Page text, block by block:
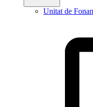
Unitat de